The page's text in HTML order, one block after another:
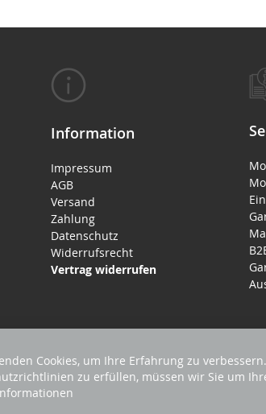
Information
Impressum
AGB
Versand
Zahlung
Datenschutz
Widerrufsrecht
Vertrag widerrufen
Cookies, um Ihre Erfahrung zu
zu erfüllen, müssen wir Sie um